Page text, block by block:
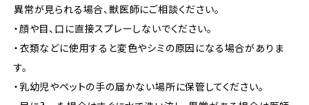
異常が見られる場合、獣医師にご相談ください。
・顔や目、口に直接スプレーしないでください。
・衣類などに使用すると変色やシミの原因になる場合がありま
す。
・乳幼児やペットの手の届かない場所に保管してください。